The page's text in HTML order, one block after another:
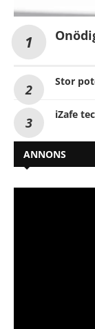
Stor
iZafe
ANNONS